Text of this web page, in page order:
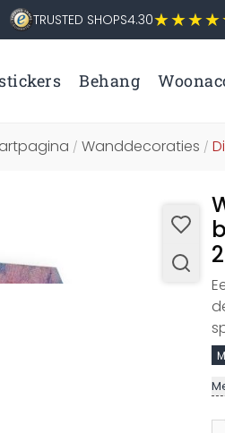
TRUSTED SHOPS4.30
Behang
/ Wanddecoraties /